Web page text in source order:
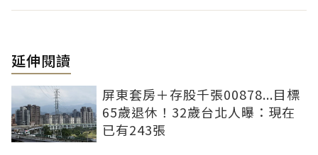
延伸閱讀
屏東套房＋存股千張00878...目標
65歲退休！32歲台北人曝：現在
已有243張